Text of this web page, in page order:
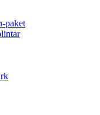
paket